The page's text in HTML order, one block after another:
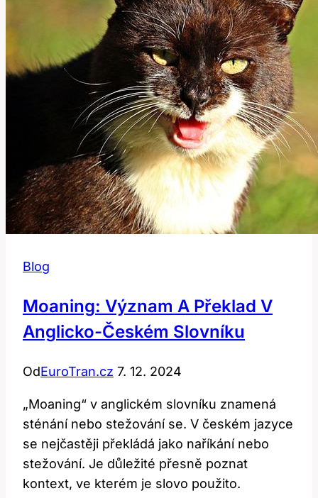
Českém
Slovníku
Blog
Moaning: Význam A Překlad V
Anglicko-Českém Slovníku
OdEuroTran.cz 7. 12. 2024
„Moaning“ v anglickém slovníku znamená
sténání nebo stežování se. V českém jazyce
se nejčastěji překládá jako naříkání nebo
stežování. Je důležité přesně poznat
kontext, ve kterém je slovo použito.